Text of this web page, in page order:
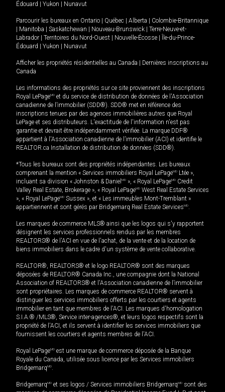
Édouard
Yukon Nunavut
Parcourir les bureaux en Ontario Québec Alberta
Colombie-Britannique
Manitoba Saskatchewan Nouveau-Brunswick
Terre-Neuve-et-
Labrador
Territoires du Nord-Ouest Nouvelle-Écosse
Île-du-Prince-
Édouard
Yukon Nunavut
Afficher les propriétés résidentielles au Canada
Dernières inscriptions au
Canada
Les informations des propriétés sur ce site proviennent des inscriptions
Royal LePageMD et du service de distribution de données de l'Association
canadienne de l’immobilier (SDD®). SDD® met en référence des
inscriptions tenues par des agences immobilières autres que Royal
LePage et ses distributeurs. L'exactitude de l'information n'est pas
garantie et devrait être indépendamment vérifiée. La marque DDF®
appartient à l'Association canadienne de l’immobilier (ACI) et identifie le
REALTOR.ca Installation de distribution de données (SDD®).
*Tous les bureaux sont des propriétés indépendantes. Les bureaux
comprenant la mention « Services immobiliers Royal LePageMD Ltée »,
incluant sa division « Johnston & Daniel MD », « Royal LePageMD Credit
Valley Real Estate, Brokerage », « Royal LePageMD West Real Estate Services
», « Royal LePageMD Sussex », et « Les immeubles Mont-Tremblant »
appartiennent et sont gérés par Bridgemarq Real Estate ServicesMD.
Les marques de commerce MLS® ainsi que les logos qui s'y rapportent
désignent les services professionnels rendus par les membres
REALTORS® de l'ACI en vue de l'achat, de la vente et de la location de
biens immobiliers dans le cadre d'un système de vente collaborative.
REALTOR®, REALTORS® et le logo REALTOR® sont des marques
déposées de REALTOR® Canada Inc., une compagnie dont la National
Association of REALTORS® et l'Association canadienne de l’immobilier
sont propriétaires. Les marques de commerce REALTOR® servent à
distinguer les services immobiliers offerts par les courtiers et agents
immobilier en tant que membres de l'ACI. Les marques d'homologation
S.I.A.® /MLS®, Service inter-agences®, et leurs logos respectifs sont la
propriété de l'ACI, et ils servent à identifier les services immobiliers que
fournissent les courtiers et agents membres de l'ACI.
Royal LePageMD est une marque de commerce déposée de la Banque
Royale du Canada, utilisée sous licence par les Services immobiliers
BridgemarqMD.
BridgemarqMD et ses logos / Services immobiliers BridgemarqMD sont des